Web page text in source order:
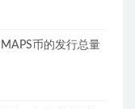
币的发行总量